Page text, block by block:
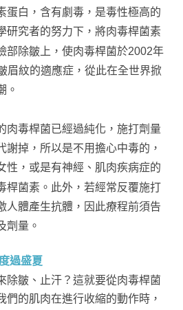
蛋白，含有劇毒，是毒性極高的
研究者的努力下，將肉毒桿菌素
部除皺上，使肉毒桿菌於2002年
眉紋的適應症，從此在全世界掀
。
肉毒桿菌已經過純化，施打劑量
謝掉，所以是不用擔心中毒的，
性，或是有神經、肌肉疾病症的
桿菌素。此外，若經常反覆施打
人體產生抗體，因此療程前須告
劑量。
過盛夏
除皺、止汗？這就要從肉毒桿菌
們的肌肉在進行收縮的動作時，